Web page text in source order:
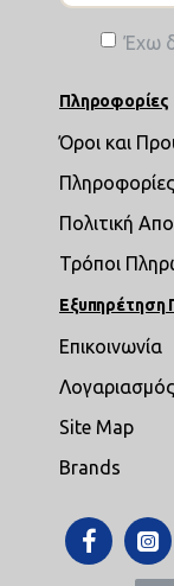
Έχω
Πληροφορίες
Όροι και
Πολιτική
Τρόποι
Εξυπηρέτηση
Επικοινωνία
Λογαριασμός
Site Map
Brands